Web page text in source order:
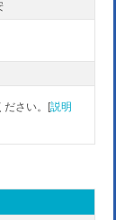
ださい。[説明